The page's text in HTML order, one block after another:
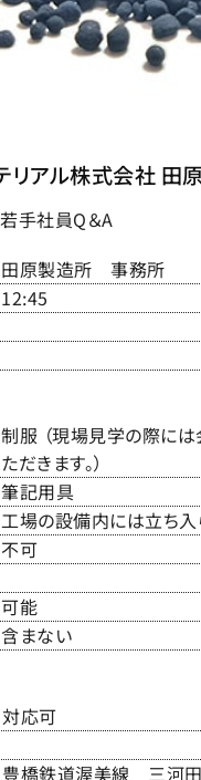
リアル株式会社 田
手社員Q＆A
田原製造所 事務所
12:45
制服 （現場見学の際には
ただきます。）
筆記用具
工場の設備内には立ち入
不可
可能
含まない
対応可
豊橋鉄道渥美線 三河